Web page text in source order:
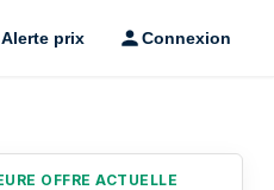
Alerte prix Connexion
OFFRE ACTUELLE